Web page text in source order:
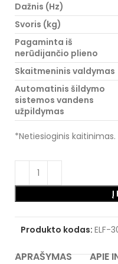
Dažnis (Hz)
Svoris (kg)
Pagaminta iš
nerūdijančio plieno
Skaitmeninis valdymas
Automatinis šildymo
sistemos vandens
užpildymas
*Netiesioginis kaitinimas.
Į
Produkto kodas: ELF-
APRAŠYMAS APIE